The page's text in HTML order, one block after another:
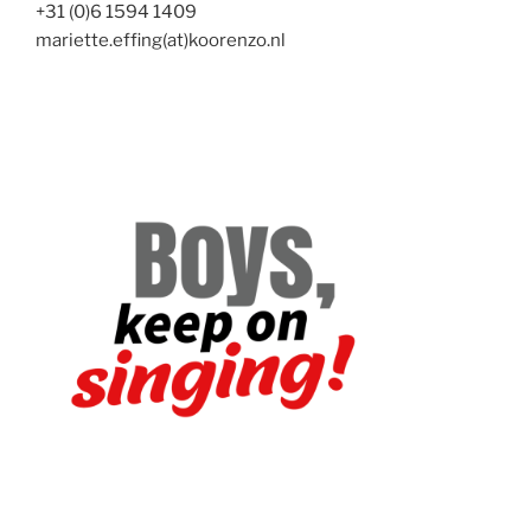
+31 (0)6 1594 1409
mariette.effing(at)koorenzo.nl